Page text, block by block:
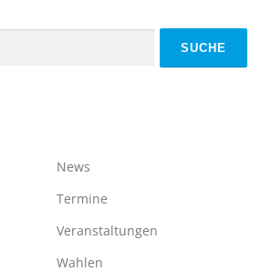
News
Termine
Veranstaltungen
Wahlen